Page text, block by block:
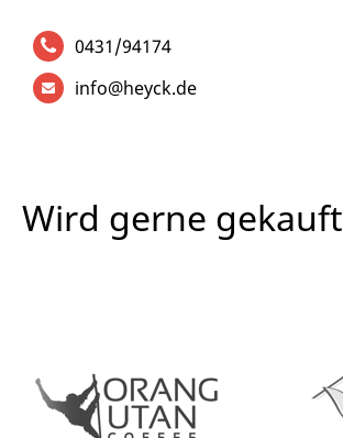
0431/94174
info@heyck.de
Wird gerne gekauft